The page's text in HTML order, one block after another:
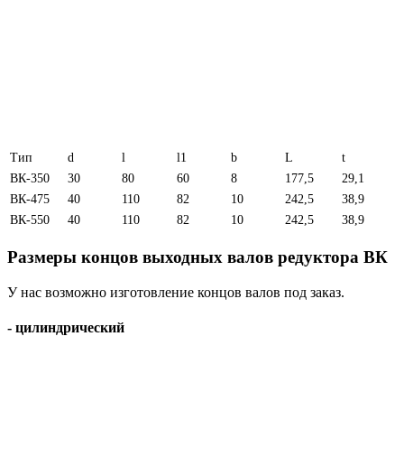
Тип d l l1 b L
t
ВК-350
30 80 60 8 177,5
29,1
ВК-475
40 110 82 10 242,5
38,9
ВК-550
40 110 82 10 242,5 38,9
Размеры концов выходных валов редуктора ВК
У нас возможно изготовление концов валов под заказ.
- цилиндрический